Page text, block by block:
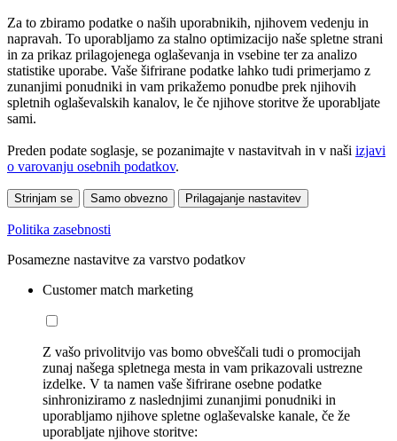
Za to zbiramo podatke o naših uporabnikih, njihovem vedenju in
napravah. To uporabljamo za stalno optimizacijo naše spletne strani
in za prikaz prilagojenega oglaševanja in vsebine ter za analizo
statistike uporabe. Vaše šifrirane podatke lahko tudi primerjamo z
zunanjimi ponudniki in vam prikažemo ponudbe prek njihovih
spletnih oglaševalskih kanalov, le če njihove storitve že uporabljate
sami.
Preden podate soglasje, se pozanimajte v nastavitvah in v naši izjavi
o varovanju osebnih podatkov.
Strinjam se Samo obvezno Prilagajanje nastavitev
Politika zasebnosti
Posamezne nastavitve za varstvo podatkov
Customer match marketing
Z vašo privolitvijo vas bomo obveščali tudi o promocijah
zunaj našega spletnega mesta in vam prikazovali ustrezne
izdelke. V ta namen vaše šifrirane osebne podatke
sinhroniziramo z naslednjimi zunanjimi ponudniki in
uporabljamo njihove spletne oglaševalske kanale, če že
uporabljate njihove storitve: